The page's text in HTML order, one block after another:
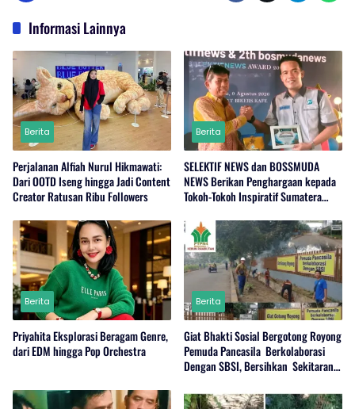
Informasi Lainnya
Berita
Perjalanan Alfiah Nurul Hikmawati:
Dari OOTD Iseng hingga Jadi Content
Creator Ratusan Ribu Followers
Berita
SELEKTIF NEWS dan BOSSMUDA
NEWS Berikan Penghargaan kepada
Tokoh-Tokoh Inspiratif Sumatera
Berita
Priyahita Eksplorasi Beragam Genre,
dari EDM hingga Pop Orchestra
Berita
Giat Bhakti Sosial Bergotong Royong
Pemuda Pancasila Berkolaborasi
Dengan SBSI, Bersihkan Sekitaran